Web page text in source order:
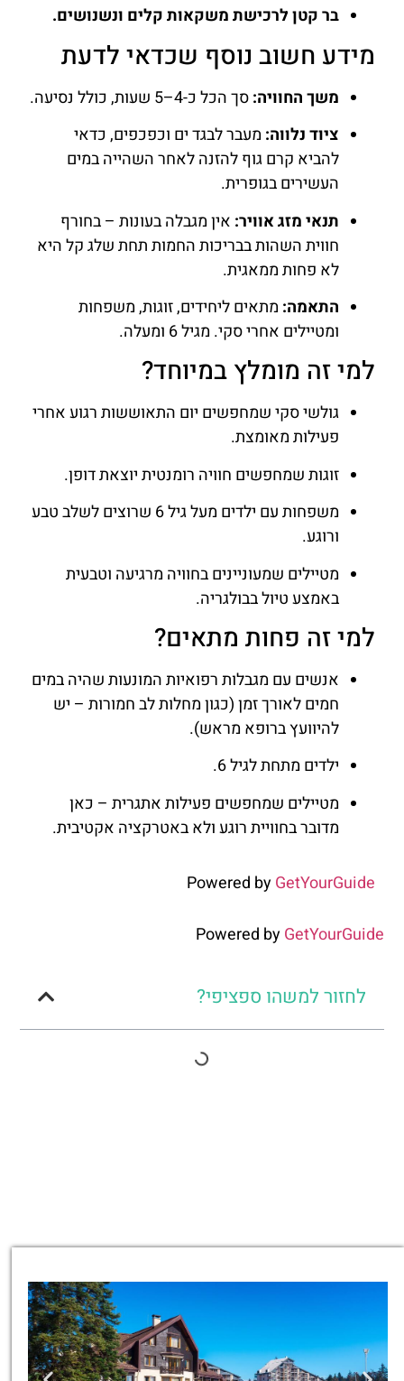
בר קטן לרכישת משקאות קלים ונשנושים.
מידע חשוב נוסף שכדאי לדעת
משך החוויה:סך הכל כ-4–5 שעות, כולל נסיעה.
ציוד נלווה: מעבר לבגד ים וכפכפים, כדאי
להביא קרם גוף להזנה לאחר השהייה במים
העשירים בגופרית.
תנאי מזג אוויר: אין מגבלה בעונות – בחורף
חווית השהות בבריכות החמות תחת שלג קל היא
לא פחות ממאגית.
התאמה: מתאים ליחידים, זוגות, משפחות
ומטיילים אחרי סקי. מגיל 6 ומעלה.
למי זה מומלץ במיוחד?
גולשי סקי שמחפשים יום התאוששות רגוע אחרי
פעילות מאומצת.
זוגות שמחפשים חוויה רומנטית יוצאת דופן.
משפחות עם ילדים מעל גיל 6 שרוצים לשלב טבע
ורוגע.
מטיילים שמעוניינים בחוויה מרגיעה וטבעית
באמצע טיול בבולגריה.
למי זה פחות מתאים?
אנשים עם מגבלות רפואיות המונעות שהיה במים
חמים לאורך זמן (כגון מחלות לב חמורות – יש
להיוועץ ברופא מראש).
ילדים מתחת לגיל 6.
מטיילים שמחפשים פעילות אתגרית – כאן
מדובר בחוויית רוגע ולא באטרקציה אקטיבית.
Powered byGetYourGuide
Powered byGetYourGuide
לחזור למשהו ספציפי?